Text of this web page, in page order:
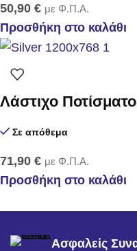
50,90 € με Φ.Π.Α.
Προσθήκη στο καλάθι
Λάστιχο
Σε απόθεμα
71,90 € με Φ.Π.Α.
Προσθήκη στο καλάθι
Ασφαλείς